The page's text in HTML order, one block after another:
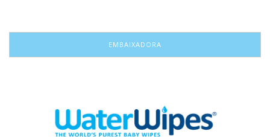
EMBAIXADORA